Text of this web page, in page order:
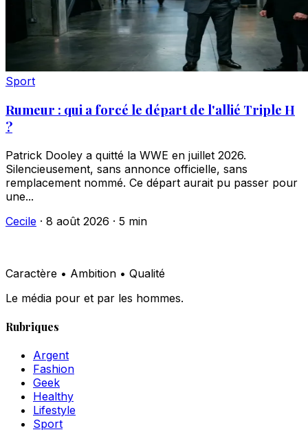
Sport
Rumeur : qui a forcé le départ de l'allié Triple H
?
Patrick Dooley a quitté la WWE en juillet 2026.
Silencieusement, sans annonce officielle, sans
remplacement nommé. Ce départ aurait pu passer pour
une...
Cecile · 8 août 2026 · 5 min
Caractère • Ambition • Qualité
Le média pour et par les hommes.
Rubriques
Argent
Fashion
Geek
Healthy
Lifestyle
Sport